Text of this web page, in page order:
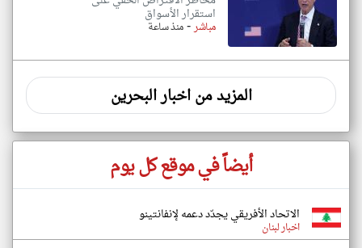
استقرار الأسواق
مباشر-منذ ساعة
المزيد من اخبار البحرين
أيضاً في موقع كل يوم
الاتحاد الأفريقي يجدّد دعمه لإنفانتينو
اخبار لبنان